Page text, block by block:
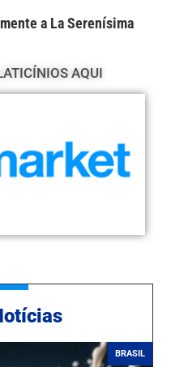
a La Serenísima
AQUI
BRASIL